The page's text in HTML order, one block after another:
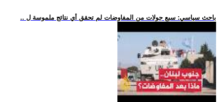
.. باحث سياسي: سبع جولات من المفاوضات لم تحقق أي نتائج ملموسة ل